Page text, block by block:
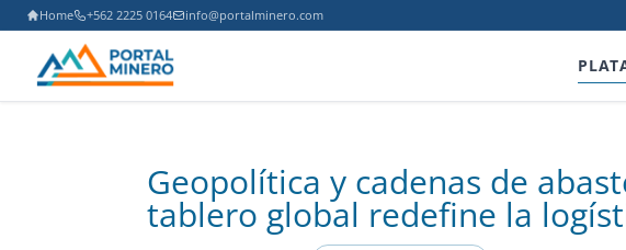
Home +562 2225 0164 info@portalminero.com
Geopolítica y cadenas de
tablero global redefine la